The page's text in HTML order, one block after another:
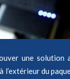
une
l’extérieur du